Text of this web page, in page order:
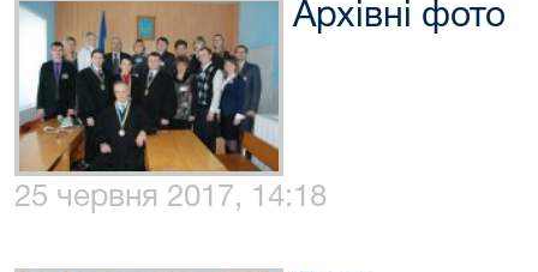
Архівні фото
25 червня 2017, 14:18